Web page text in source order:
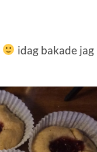
idag bakade jag